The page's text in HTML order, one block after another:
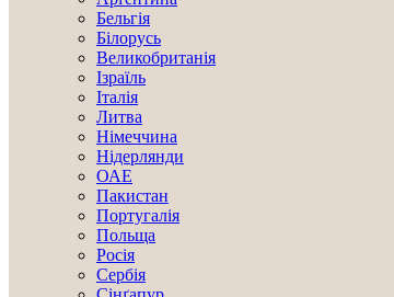
Бельгія
Білорусь
Великобританія
Ізраїль
Італія
Литва
Німеччина
Нідерлянди
ОАЕ
Пакистан
Португалія
Польща
Росія
Сербія